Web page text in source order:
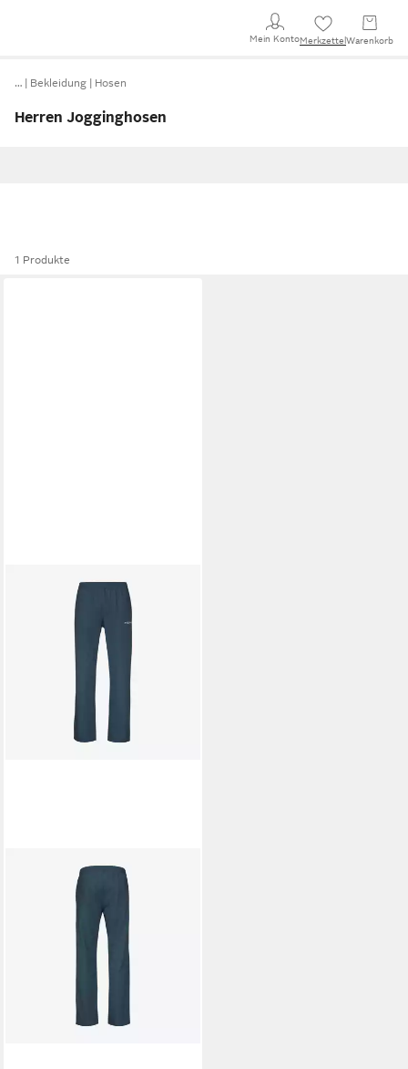
Mein KontoMerkzettel Warenkorb
… Bekleidung Hosen
Herren Jogginghosen
1 Produkte